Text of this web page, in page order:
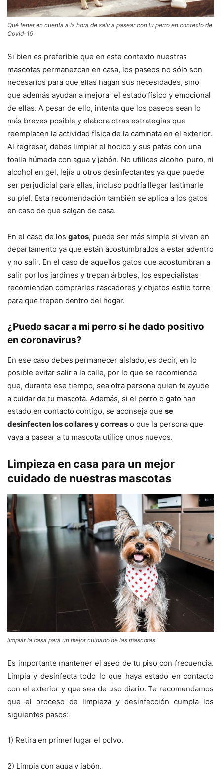
Qué tener en cuenta a la hora de salir a pasear con tu perro en contexto de
Covid-19
Si bien es preferible que en este contexto nuestras
mascotas permanezcan en casa, los paseos no sólo son
necesarios para que ellas hagan sus necesidades, sino
que además ayudan a mejorar el estado físico y emocional
de ellas. A pesar de ello, intenta que los paseos sean lo
más breves posible y elabora otras estrategias que
reemplacen la actividad física de la caminata en el exterior.
Al regresar, debes limpiar el hocico y sus patas con una
toalla húmeda con agua y jabón. No utilices alcohol puro, ni
alcohol en gel, lejía u otros desinfectantes ya que puede
ser perjudicial para ellas, incluso podría llegar lastimarle
su piel. Esta recomendación también se aplica a los gatos
en caso de que salgan de casa.
En el caso de los gatos, puede ser más simple si viven en
departamento ya que están acostumbrados a estar adentro
y no salir. En el caso de aquellos gatos que acostumbran a
salir por los jardines y trepan árboles, los especialistas
recomiendan comprarles rascadores y objetos estilo torre
para que trepen dentro del hogar.
¿Puedo sacar a mi perro si he dado positivo
en coronavirus?
En ese caso debes permanecer aislado, es decir, en lo
posible evitar salir a la calle, por lo que se recomienda
que, durante ese tiempo, sea otra persona quien te ayude
a cuidar de tu mascota. Además, si el perro o gato han
estado en contacto contigo, se aconseja que se
desinfecten los collares y correas o que la persona que
vaya a pasear a tu mascota utilice unos nuevos.
Limpieza en casa para un mejor
cuidado de nuestras mascotas
limpiar la casa para un mejor cuidado de las mascotas
Es importante mantener el aseo de tu piso con frecuencia.
Limpia y desinfecta todo lo que haya estado en contacto
con el exterior y que sea de uso diario. Te recomendamos
que el proceso de limpieza y desinfección cumpla los
siguientes pasos:
1) Retira en primer lugar el polvo.
2) Limpia con agua y jabón.